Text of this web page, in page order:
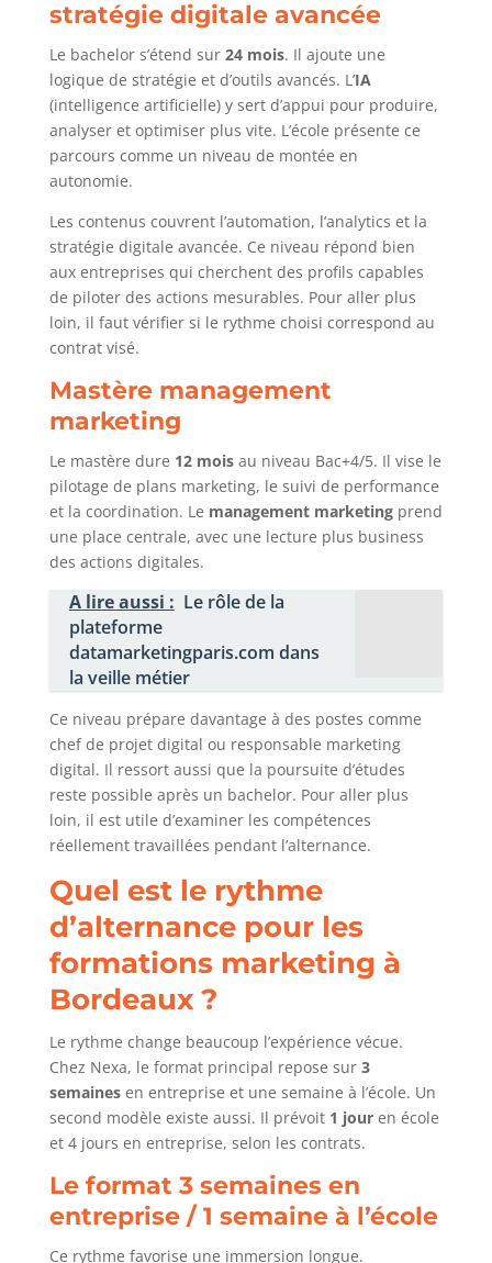
stratégie digitale avancée
Le bachelor s’étend sur 24 mois. Il ajoute une
logique de stratégie et d’outils avancés. L’IA
(intelligence artificielle) y sert d’appui pour produire,
analyser et optimiser plus vite. L’école présente ce
parcours comme un niveau de montée en
autonomie.
Les contenus couvrent l’automation, l’analytics et la
stratégie digitale avancée. Ce niveau répond bien
aux entreprises qui cherchent des profils capables
de piloter des actions mesurables. Pour aller plus
loin, il faut vérifier si le rythme choisi correspond au
contrat visé.
Mastère management
marketing
Le mastère dure 12 moisau niveau Bac+4/5. Il vise le
pilotage de plans marketing, le suivi de performance
et la coordination. Le management marketingprend
une place centrale, avec une lecture plus business
des actions digitales.
A lire aussi : Le rôle de la
plateforme
datamarketingparis.com dans
la veille métier
Ce niveau prépare davantage à des postes comme
chef de projet digital ou responsable marketing
digital. Il ressort aussi que la poursuite d’études
reste possible après un bachelor. Pour aller plus
loin, il est utile d’examiner les compétences
réellement travaillées pendant l’alternance.
Quel est le rythme
d’alternance pour les
formations marketing à
Bordeaux ?
Le rythme change beaucoup l’expérience vécue.
Chez Nexa, le format principal repose sur 3
semainesen entreprise et une semaine à l’école. Un
second modèle existe aussi. Il prévoit 1 jouren école
et 4 jours en entreprise, selon les contrats.
Le format 3 semaines en
entreprise / 1 semaine à l’école
Ce rythme favorise une immersion longue.